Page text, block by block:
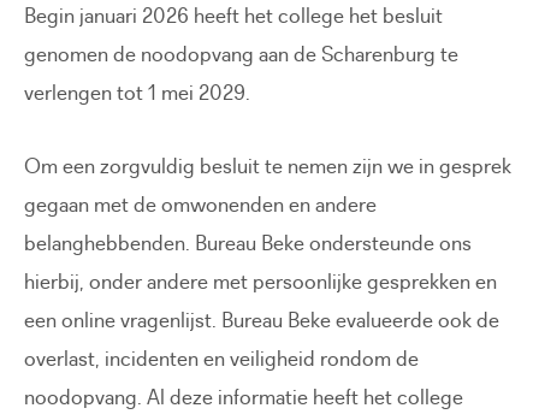
Begin januari 2026 heeft het college het besluit
genomen de noodopvang aan de Scharenburg te
verlengen tot 1 mei 2029.
Om een zorgvuldig besluit te nemen zijn we in gesprek
gegaan met de omwonenden en andere
belanghebbenden. Bureau Beke ondersteunde ons
hierbij, onder andere met persoonlijke gesprekken en
een online vragenlijst. Bureau Beke evalueerde ook de
overlast, incidenten en veiligheid rondom de
noodopvang. Al deze informatie heeft het college